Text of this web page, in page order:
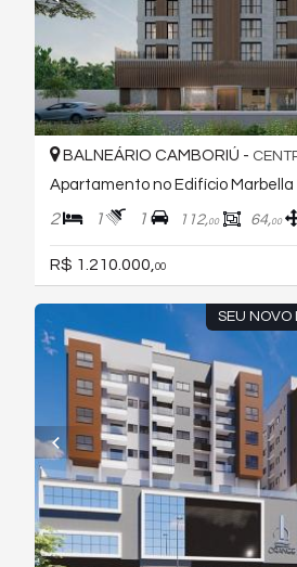
BALNEÁRIO CAMBORIÚ -
Apartamento no Edifício Marbella
2 1 1 112,00 64,00
R$ 1.210.000,00
SEU NOVO